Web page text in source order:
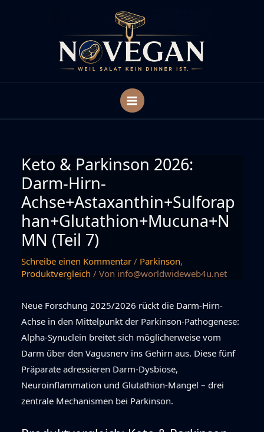
Keto & Parkinson 2026:
Darm-Hirn-
Achse+Astaxanthin+Sulforap
han+Glutathion+Mucuna+N
MN (Teil 7)
Schreibe einen Kommentar / Parkinson,
Produktvergleich / Von info@worldwideweb4u.net
Neue Forschung 2025/2026 rückt die Darm-Hirn-
Achse in den Mittelpunkt der Parkinson-Pathogenese:
Alpha-Synuclein breitet sich möglicherweise vom
Darm über den Vagusnerv ins Gehirn aus. Diese fünf
Präparate adressieren Darm-Dysbiose,
Neuroinflammation und Glutathion-Mangel – drei
zentrale Mechanismen bei Parkinson.